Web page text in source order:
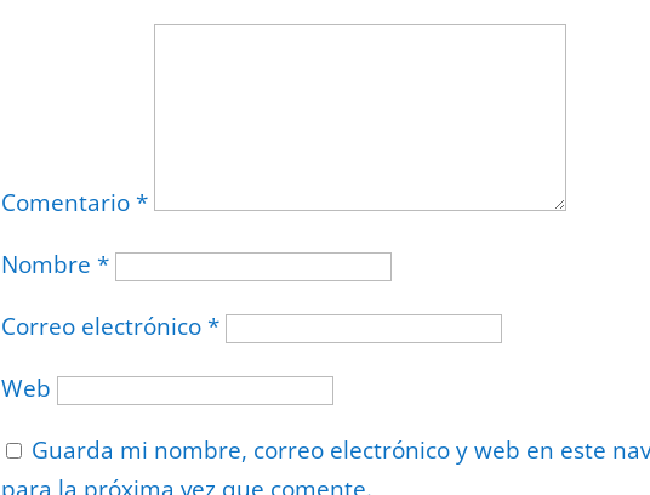
Comentario *
Nombre *
Correo electrónico *
Web
Guarda mi nombre, correo electrónico y web en este